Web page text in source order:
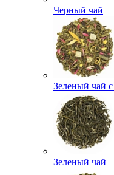
Черный чай
Зеленый чай
Зеленый чай